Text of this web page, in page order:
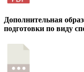
Дополнительная
подготовки по виду